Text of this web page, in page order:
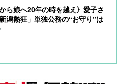
から娘へ20年の時を越え》愛子さ
潟熱狂」単独公務の“お守り”は
ずりの白バッグ」